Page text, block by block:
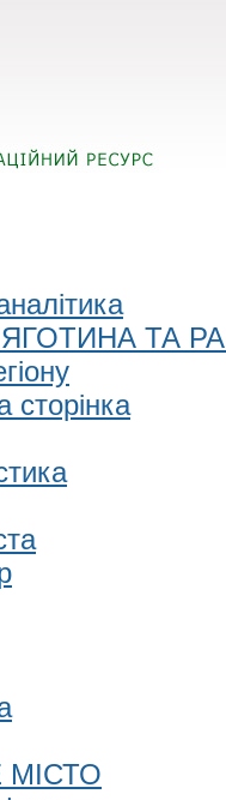
ТА
сторінка